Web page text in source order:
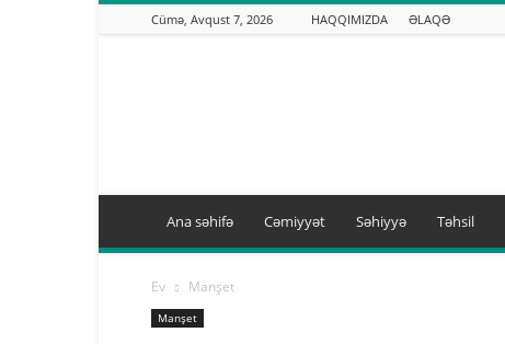
Cümə, Avqust 7, 2026 HAQQIMIZDA ƏLAQƏ
Ana səhifə Cəmiyyət Səhiyyə Təhsil
Ev Manşet
Manşet